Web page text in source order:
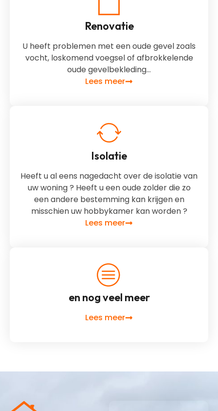
Renovatie
U heeft problemen met een oude gevel zoals
vocht, loskomend voegsel of afbrokkelende
oude gevelbekleding…
Lees meer
Isolatie
Heeft u al eens nagedacht over de isolatie van
uw woning ? Heeft u een oude zolder die zo
een andere bestemming kan krijgen en
misschien uw hobbykamer kan worden ?
Lees meer
en nog veel meer
Lees meer